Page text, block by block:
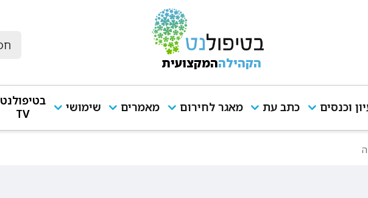
הקהילההמקצועית
וכנסים כתב עת מאגר לחירום מאמרים שימושי
בטיפולנט
TV